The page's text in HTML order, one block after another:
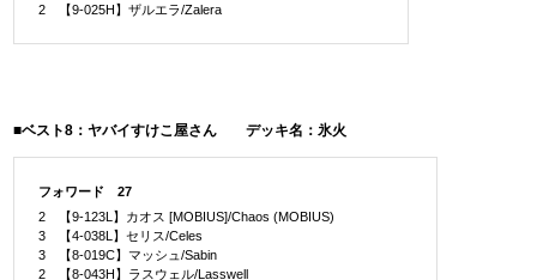
2 【9-025H】ザルエラ/Zalera
■ベスト8：ヤバイすけこ屋さん デッキ名：氷火
フォワード 27
2 【9-123L】カオス [MOBIUS]/Chaos (MOBIUS)
3 【4-038L】セリス/Celes
3 【8-019C】マッシュ/Sabin
2 【8-043H】ラスウェル/Lasswell